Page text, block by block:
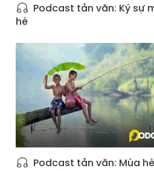
Podcast tản văn: Ký sự
hè
Podcast tản văn: Mùa hè